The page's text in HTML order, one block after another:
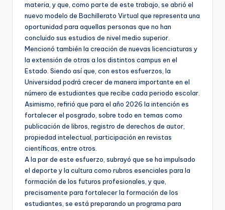
materia, y que, como parte de este trabajo, se abrió el
nuevo modelo de Bachillerato Virtual que representa una
oportunidad para aquellas personas que no han
concluido sus estudios de nivel medio superior.
Mencionó también la creación de nuevas licenciaturas y
la extensión de otras a los distintos campus en el
Estado. Siendo así que, con estos esfuerzos, la
Universidad podrá crecer de manera importante en el
número de estudiantes que recibe cada periodo escolar.
Asimismo, refirió que para el año 2026 la intención es
fortalecer el posgrado, sobre todo en temas como
publicación de libros, registro de derechos de autor,
propiedad intelectual, participación en revistas
científicas, entre otros.
A la par de este esfuerzo, subrayó que se ha impulsado
el deporte y la cultura como rubros esenciales para la
formación de los futuros profesionales, y que,
precisamente para fortalecer la formación de los
estudiantes, se está preparando un programa para